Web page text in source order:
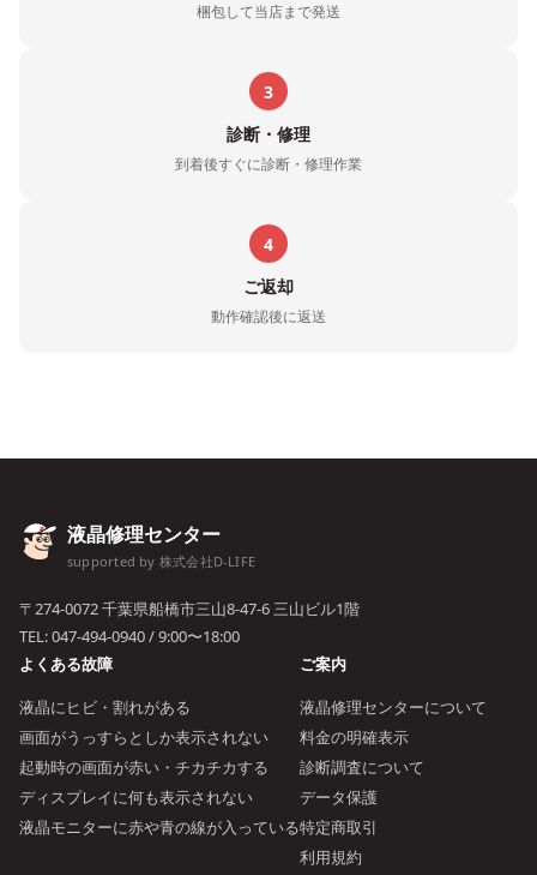
梱包して当店まで発送
3
診断・修理
到着後すぐに診断・修理作業
4
ご返却
動作確認後に返送
液晶修理センター
supported by 株式会社D-LIFE
〒274-0072 千葉県船橋市三山8-47-6 三山ビル1階
TEL:047-494-0940/ 9:00〜18:00
よくある故障
液晶にヒビ・割れがある
画面がうっすらとしか表示されない
起動時の画面が赤い・チカチカする
ディスプレイに何も表示されない
液晶モニターに赤や青の線が入っている
ご案内
液晶修理センターについて
料金の明確表示
診断調査について
データ保護
特定商取引
利用規約